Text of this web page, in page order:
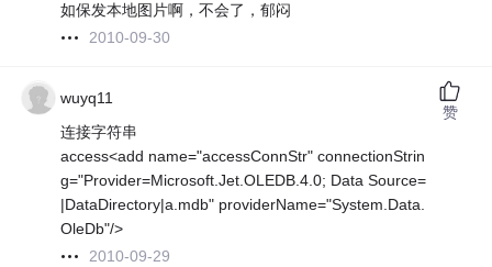
如保发本地图片啊，不会了，郁闷
2010-09-30
wuyq11
连接字符串
access<add name="accessConnStr" connectionStrin
g="Provider=Microsoft.Jet.OLEDB.4.0; Data Source=
|DataDirectory|a.mdb" providerName="System.Data.
OleDb"/>
2010-09-29
赞